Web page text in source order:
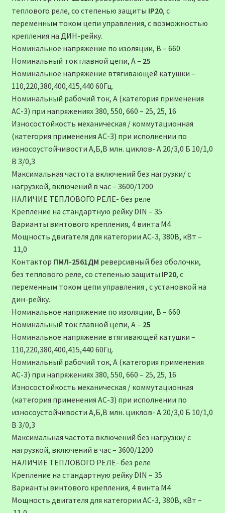
теплового реле, со степенью защиты IP20, c
переменным током цепи управления, с возможностью
крепления на ДИН-рейку.
Номинальное напряжение по изоляции, В – 660
Номинальный ток главной цепи, А – 25
Номинальное напряжение втягивающей катушки –
110,220,380,400,415,440 60Гц.
Номинальный рабочий ток, А (категория применения
АС-3) при напряжениях 380, 550, 660 – 25, 25, 16
Износостойкость механическая / коммутационная
(категория применения АС-3) при исполнении по
износоустойчивости А,Б,В млн. циклов- А 20/3,0 Б 10/1,0
В 3/0,3
Максимальная частота включений без нагрузки/ с
нагрузкой, включений в час – 3600/1200
НАЛИЧИЕ ТЕПЛОВОГО РЕЛЕ- без реле
Крепление на стандартную рейку DIN – 35
Варианты винтового крепления, 4 винта М4
Мощность двигателя для категории АС-3, 380В, кВт –
11,0
Контактор ПМЛ-2561ДМ реверсивный без оболочки,
без теплового реле, со степенью защиты IP20, c
переменным током цепи управления , с установкой на
дин-рейку.
Номинальное напряжение по изоляции, В – 660
Номинальный ток главной цепи, А – 25
Номинальное напряжение втягивающей катушки –
110,220,380,400,415,440 60Гц.
Номинальный рабочий ток, А (категория применения
АС-3) при напряжениях 380, 550, 660 – 25, 25, 16
Износостойкость механическая / коммутационная
(категория применения АС-3) при исполнении по
износоустойчивости А,Б,В млн. циклов- А 20/3,0 Б 10/1,0
В 3/0,3
Максимальная частота включений без нагрузки/ с
нагрузкой, включений в час – 3600/1200
НАЛИЧИЕ ТЕПЛОВОГО РЕЛЕ- без реле
Крепление на стандартную рейку DIN – 35
Варианты винтового крепления, 4 винта М4
Мощность двигателя для категории АС-3, 380В, кВт –